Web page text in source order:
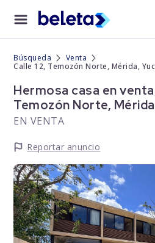
Búsqueda
Venta
Calle 12, Temozón Norte, Mérida,
Hermosa casa en venta
Temozón Norte,
EN VENTA
Reportar anuncio